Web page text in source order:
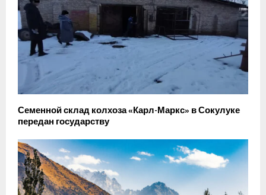
Семенной склад колхоза «Карл-Маркс» в Сокулуке
передан государству